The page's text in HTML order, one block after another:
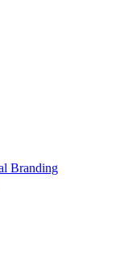
Branding